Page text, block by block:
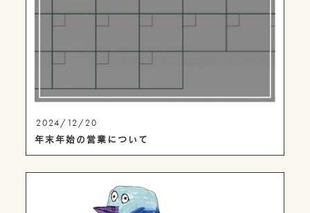
2024/12/20
年末年始の営業について